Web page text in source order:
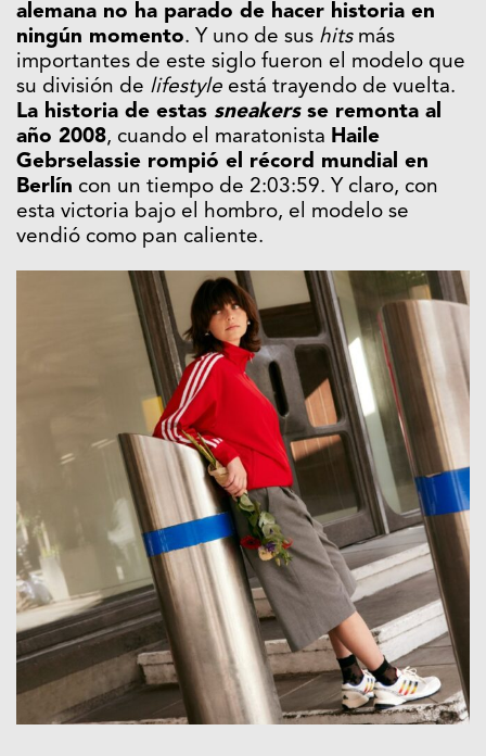
alemana no ha parado de hacer historia en
ningún momento. Y uno de sus hitsmás
importantes de este siglo fueron el modelo que
su división de lifestyle está trayendo de vuelta.
La historia de estas sneakersse remonta al
año 2008, cuando el maratonista Haile
Gebrselassie rompió el récord mundial en
Berlín con un tiempo de 2:03:59. Y claro, con
esta victoria bajo el hombro, el modelo se
vendió como pan caliente.